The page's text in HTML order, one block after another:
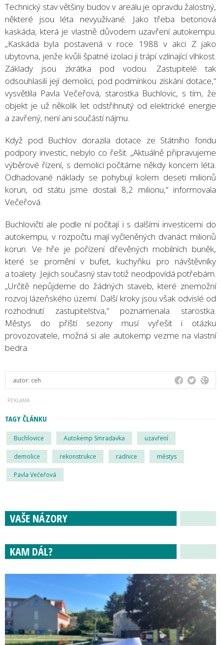
Technický stav většiny budov v areálu je opravdu žalostný,
některé jsou léta nevyužívané. Jako třeba betonová
kaskáda, která je vlastně důvodem uzavření autokempu.
„Kaskáda byla postavená v roce 1988 v akci Z jako
ubytovna, jenže kvůli špatné izolaci ji trápí vzlínající vlhkost.
Základy jsou zkrátka pod vodou. Zastupitelé tak
odsouhlasili její demolici, pod podmínkou získání dotace,“
vysvětlila Pavla Večeřová, starostka Buchlovic, s tím, že
objekt je už několik let odstřihnutý od elektrické energie
a zavřený, není ani součástí nájmu.
Když pod Buchlov dorazila dotace ze Státního fondu
podpory investic, nebylo co řešit. „Aktuálně připravujeme
výběrové řízení, s demolicí počítáme někdy koncem léta.
Odhadované náklady se pohybují kolem deseti milionů
korun, od státu jsme dostali 8,2 milionu,“ informovala
Večeřová.
Buchlovičtí ale podle ní počítají i s dalšími investicemi do
autokempu, v rozpočtu mají vyčleněných dvanáct milionů
korun. Ve hře je pořízení dřevěných mobilních buněk,
které se promění v bufet, kuchyňku pro návštěvníky
a toalety. Jejich současný stav totiž neodpovídá potřebám.
„Určitě nepůjdeme do žádných staveb, které znemožní
rozvoj lázeňského území. Další kroky jsou však odvislé od
rozhodnutí zastupitelstva,“ poznamenala starostka.
Městys do příští sezony musí vyřešit i otázku
provozovatele, možná si ale autokemp vezme na vlastní
bedra.
autor: ceh
TAGY ČLÁNKU
Buchlovice Autokemp Smraďavka uzavření
demolice rekonstrukce radnice městys
Pavla Večeřová
VAŠE NÁZORY
KAM DÁL?